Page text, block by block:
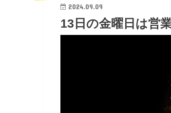
2024.09.09
13日の金曜日は営